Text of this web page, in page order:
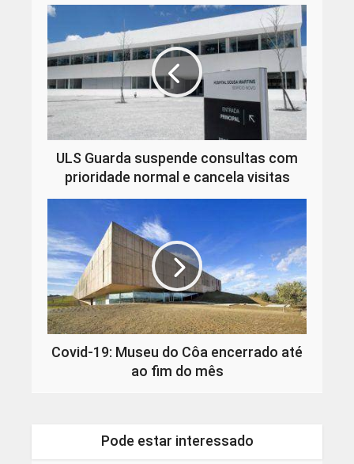
ULS Guarda suspende consultas com
prioridade normal e cancela visitas
Covid-19: Museu do Côa encerrado até
ao fim do mês
Pode estar interessado